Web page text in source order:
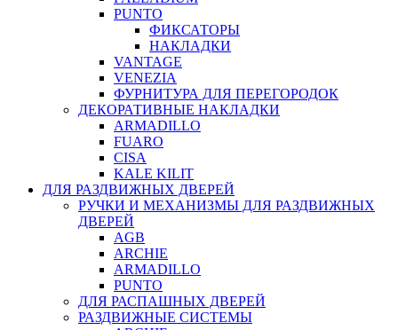
PUNTO
ФИКСАТОРЫ
НАКЛАДКИ
VANTAGE
VENEZIA
ФУРНИТУРА ДЛЯ ПЕРЕГОРОДОК
ДЕКОРАТИВНЫЕ НАКЛАДКИ
ARMADILLO
FUARO
CISA
KALE KILIT
ДЛЯ РАЗДВИЖНЫХ ДВЕРЕЙ
РУЧКИ И МЕХАНИЗМЫ ДЛЯ РАЗДВИЖНЫХ
ДВЕРЕЙ
AGB
ARCHIE
ARMADILLO
PUNTO
ДЛЯ РАСПАШНЫХ ДВЕРЕЙ
РАЗДВИЖНЫЕ СИСТЕМЫ